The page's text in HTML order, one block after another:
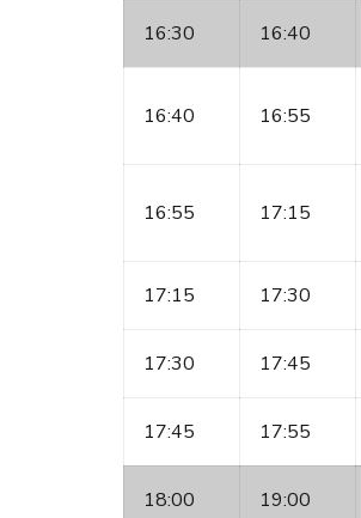
16:30 16:40
16:40 16:55
16:55 17:15
17:15 17:30
17:30 17:45
17:45 17:55
18:00 19:00